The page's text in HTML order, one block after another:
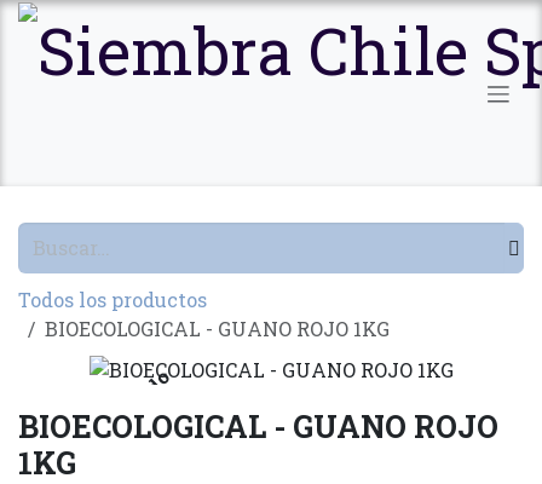
Ir al contenido
Todos los productos
BIOECOLOGICAL - GUANO ROJO 1KG
Agotado
BIOECOLOGICAL - GUANO ROJO
1KG